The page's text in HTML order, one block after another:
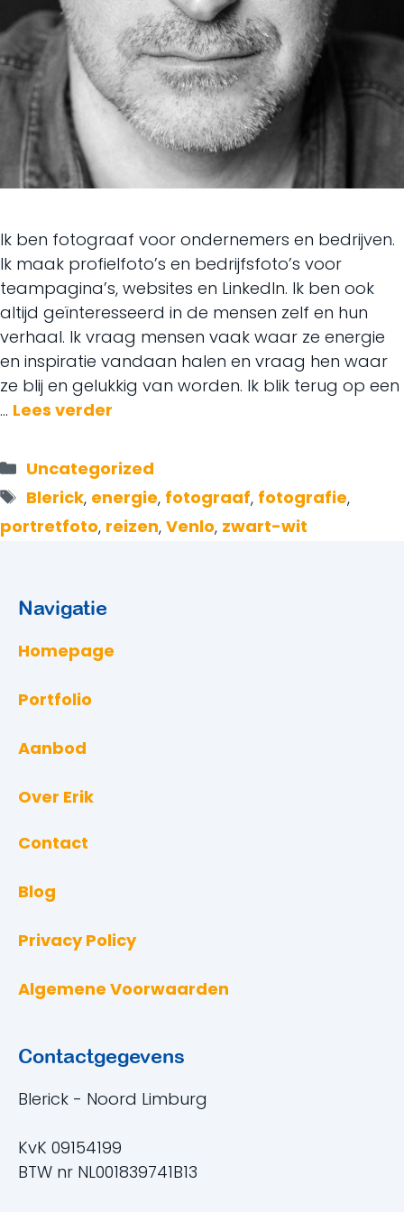
Ik ben fotograaf voor ondernemers en bedrijven.
Ik maak profielfoto’s en bedrijfsfoto’s voor
teampagina’s, websites en LinkedIn. Ik ben ook
altijd geïnteresseerd in de mensen zelf en hun
verhaal. Ik vraag mensen vaak waar ze energie
en inspiratie vandaan halen en vraag hen waar
ze blij en gelukkig van worden. Ik blik terug op een
… Lees verder
Categorieën
Uncategorized
Tags
Blerick, energie, fotograaf, fotografie,
portretfoto, reizen, Venlo, zwart-wit
Navigatie
Homepage
Portfolio
Aanbod
Over Erik
Contact
Blog
Privacy Policy
Algemene Voorwaarden
Contactgegevens
Blerick - Noord Limburg
KvK 09154199
BTW nr NL001839741B13